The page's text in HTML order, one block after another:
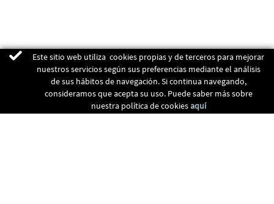
Este sitio web utiliza cookies propias y de terceros para mejorar
nuestros servicios según sus preferencias mediante el análisis
de sus hábitos de navegación. Si continua navegando,
consideramos que acepta su uso. Puede saber más sobre
nuestra política de cookies aquí